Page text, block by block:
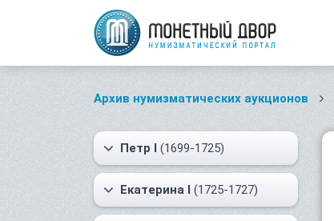
Архив нумизматических аукционов
Петр I (1699-1725)
Екатерина I (1725-1727)